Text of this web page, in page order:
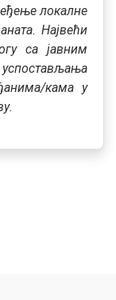
локалне
Највећи
са јавним
успостављања
кама у